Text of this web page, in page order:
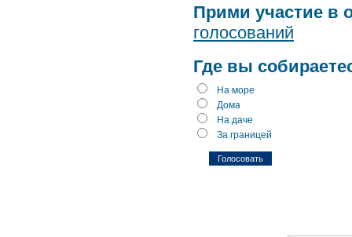
Прими участие в
голосований
Где вы
На море
Дома
На даче
За границей